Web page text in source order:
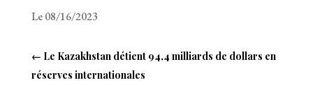
Le 08/16/2023
← Le Kazakhstan détient 94,4 milliards de dollars en
réserves internationales